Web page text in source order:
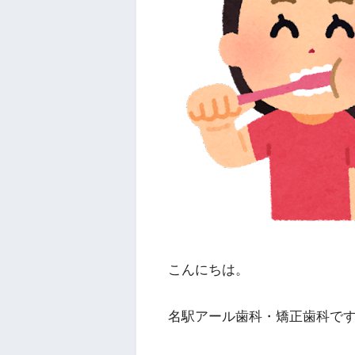
こんにちは。
名駅アール歯科・矯正歯科で